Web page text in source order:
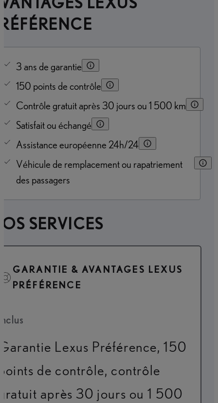
3 ans de garantie
150 points de contrôle
Contrôle gratuit après 30 jours ou 1 500 km
Satisfait ou échangé
Assistance européenne 24h/24
Véhicule de remplacement ou rapatriement
des passagers
SERVICES
GARANTIE & AVANTAGES LEXUS
PRÉFÉRENCE
Lexus Préférence, 150
de contrôle, contrôle
après 30 jours ou 1 500